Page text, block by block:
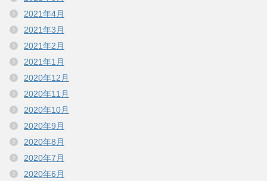
2021年4月
2021年3月
2021年2月
2021年1月
2020年12月
2020年11月
2020年10月
2020年9月
2020年8月
2020年7月
2020年6月